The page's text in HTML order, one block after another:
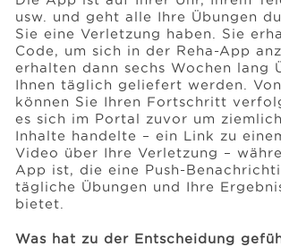
usw. und geht alle Ihre Übungen
Sie eine Verletzung haben. Sie
Code, um sich in der Reha-App
erhalten dann sechs Wochen lang
Ihnen täglich geliefert werden.
können Sie Ihren Fortschritt
es sich im Portal zuvor um
Inhalte handelte – ein Link zu
Video über Ihre Verletzung –
App ist, die eine Push-
tägliche Übungen und Ihre
bietet.
Was hat zu der Entscheidung